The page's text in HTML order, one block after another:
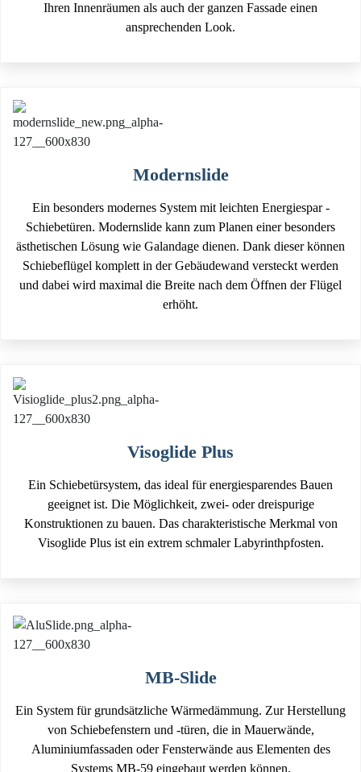
Ihren Innenräumen als auch der ganzen Fassade einen
ansprechenden Look.
Modernslide
Ein besonders modernes System mit leichten Energiespar -
Schiebetüren. Modernslide kann zum Planen einer besonders
ästhetischen Lösung wie Galandage dienen. Dank dieser können
Schiebeflügel komplett in der Gebäudewand versteckt werden
und dabei wird maximal die Breite nach dem Öffnen der Flügel
erhöht.
Visoglide Plus
Ein Schiebetürsystem, das ideal für energiesparendes Bauen
geeignet ist. Die Möglichkeit, zwei- oder dreispurige
Konstruktionen zu bauen. Das charakteristische Merkmal von
Visoglide Plus ist ein extrem schmaler Labyrinthpfosten.
MB-Slide
Ein System für grundsätzliche Wärmedämmung. Zur Herstellung
von Schiebefenstern und -türen, die in Mauerwände,
Aluminiumfassaden oder Fensterwände aus Elementen des
Systems MB-59 eingebaut werden können.